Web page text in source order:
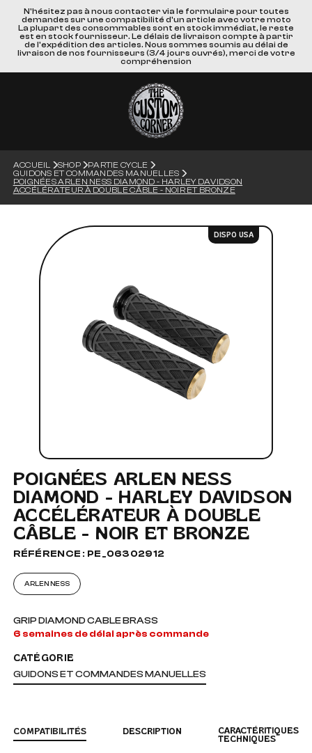
N'hésitez pas à nous contacter via le formulaire pour toutes
demandes sur une compatibilité d'un article avec votre moto
La plupart des consommables sont en stock immédiat, le reste
est en stock fournisseur. Le délais de livraison compte à partir
de l'expédition des articles. Nous sommes soumis au délai de
livraison de nos fournisseurs (3/4 jours ouvrés), merci de votre
compréhension
ACCUEIL SHOP
PARTIE CYCLE
GUIDONS ET COMMANDES MANUELLES
POIGNÉES ARLEN NESS DIAMOND - HARLEY DAVIDSON
ACCÉLÉRATEUR À DOUBLE CÂBLE - NOIR ET BRONZE
DISPO USA
POIGNÉES ARLEN NESS
DIAMOND - HARLEY DAVIDSON
ACCÉLÉRATEUR À DOUBLE
CÂBLE - NOIR ET BRONZE
RÉFÉRENCE : PE_06302912
ARLEN NESS
GRIP DIAMOND CABLE BRASS
6 semaines de délai après commande
CATÉGORIE
GUIDONS ET COMMANDES MANUELLES
COMPATIBILITÉS DESCRIPTION
CARACTÉRITIQUES
TECHNIQUES